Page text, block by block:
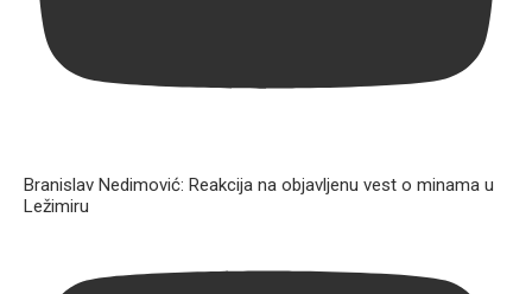
Branislav Nedimović: Reakcija na objavljenu vest o minama u
Ležimiru